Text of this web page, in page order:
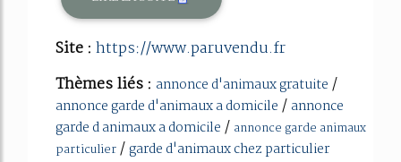
Site : https://www.paruvendu.fr
Thèmes liés : annonce d'animaux gratuite /
annonce garde d'animaux a domicile / annonce
garde d animaux a domicile / annonce garde animaux
particulier/ garde d'animaux chez particulier